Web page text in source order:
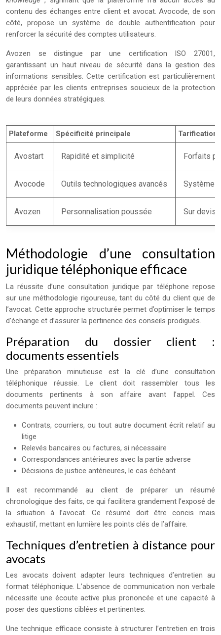
contenu des échanges entre client et avocat. Avocode, de son
côté, propose un système de double authentification pour
renforcer la sécurité des comptes utilisateurs.
Avozen se distingue par une certification ISO 27001,
garantissant un haut niveau de sécurité dans la gestion des
informations sensibles. Cette certification est particulièrement
appréciée par les clients entreprises soucieux de la protection
de leurs données stratégiques.
Plateforme Spécificité principale Tarification
Avostart Rapidité et simplicité Forfaits
Avocode Outils technologiques avancés Système
Avozen Personnalisation poussée Sur devis
Méthodologie d’une consultation
juridique téléphonique efficace
La réussite d’une consultation juridique par téléphone repose
sur une méthodologie rigoureuse, tant du côté du client que de
l’avocat. Cette approche structurée permet d’optimiser le temps
d’échange et d’assurer la pertinence des conseils prodigués.
Préparation du dossier client :
documents essentiels
Une préparation minutieuse est la clé d’une consultation
téléphonique réussie. Le client doit rassembler tous les
documents pertinents à son affaire avant l’appel. Ces
documents peuvent inclure :
Contrats, courriers, ou tout autre document écrit relatif au
litige
Relevés bancaires ou factures, si nécessaire
Correspondances antérieures avec la partie adverse
Décisions de justice antérieures, le cas échéant
Il est recommandé au client de préparer un résumé
chronologique des faits, ce qui facilitera grandement l’exposé de
la situation à l’avocat. Ce résumé doit être concis mais
exhaustif, mettant en lumière les points clés de l’affaire.
Techniques d’entretien à distance pour
avocats
Les avocats doivent adapter leurs techniques d’entretien au
format téléphonique. L’absence de communication non verbale
nécessite une écoute active plus prononcée et une capacité à
poser des questions ciblées et pertinentes.
Une technique efficace consiste à structurer l’entretien en trois